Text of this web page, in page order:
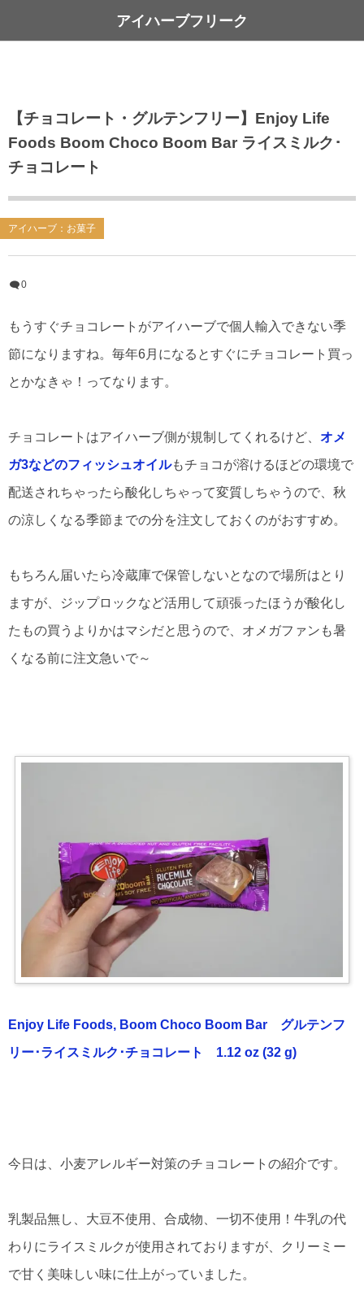
アイハーブフリーク
【チョコレート・グルテンフリー】Enjoy Life
Foods Boom Choco Boom Bar ライスミルク･
チョコレート
アイハーブ：お菓子
0
もうすぐチョコレートがアイハーブで個人輸入できない季
節になりますね。毎年6月になるとすぐにチョコレート買っ
とかなきゃ！ってなります。
チョコレートはアイハーブ側が規制してくれるけど、 オメ
ガ3などのフィッシュオイルもチョコが溶けるほどの環境で
配送されちゃったら酸化しちゃって変質しちゃうので、秋
の涼しくなる季節までの分を注文しておくのがおすすめ。
もちろん届いたら冷蔵庫で保管しないとなので場所はとり
ますが、ジップロックなど活用して頑張ったほうが酸化し
たもの買うよりかはマシだと思うので、オメガファンも暑
くなる前に注文急いで～
Enjoy Life Foods, Boom Choco Boom Bar グルテンフ
リー･ライスミルク･チョコレート 1.12 oz (32 g)
今日は、小麦アレルギー対策のチョコレートの紹介です。
乳製品無し、大豆不使用、合成物、一切不使用！牛乳の代
わりにライスミルクが使用されておりますが、クリーミー
で甘く美味しい味に仕上がっていました。